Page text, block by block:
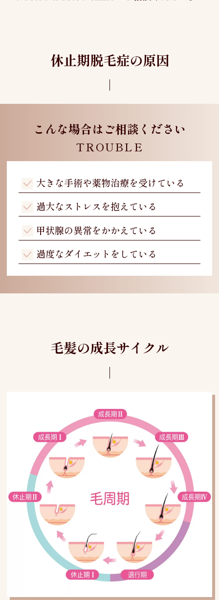
休止期脱毛症の原因
こんな場合はご相談ください
TROUBLE
大きな手術や薬物治療を受けている
過大なストレスを抱えている
甲状腺の異常をかかえている
過度なダイエットをしている
毛髪の成長サイクル